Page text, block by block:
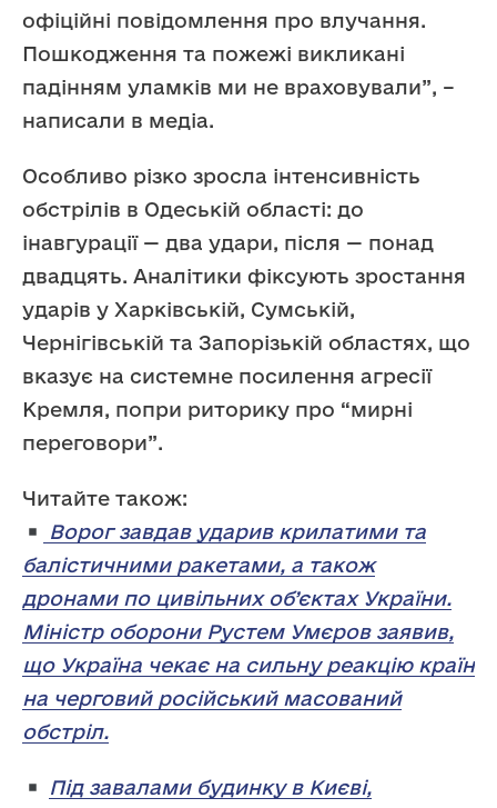
офіційні повідомлення про влучання.
Пошкодження та пожежі викликані
падінням уламків ми не враховували”, –
написали в медіа.
Особливо різко зросла інтенсивність
обстрілів в Одеській області: до
інавгурації — два удари, після — понад
двадцять. Аналітики фіксують зростання
ударів у Харківській, Сумській,
Чернігівській та Запорізькій областях, що
вказує на системне посилення агресії
Кремля, попри риторику про “мирні
переговори”.
Читайте також:
Ворог завдав ударив крилатими та
балістичними ракетами, а також
дронами по цивільних об’єктах України.
Міністр оборони Рустем Умєров заявив,
що Україна чекає на сильну реакцію країн
на черговий російський масований
обстріл.
Під завалами будинку в Києві,